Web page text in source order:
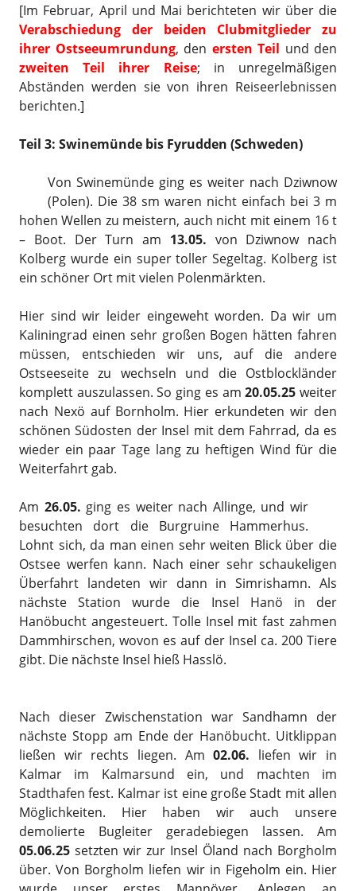
[Im Februar, April und Mai berichteten wir über die
Verabschiedung der beiden Clubmitglieder zu
ihrer Ostseeumrundung, den ersten Teil und den
zweiten Teil ihrer Reise; in unregelmäßigen
Abständen werden sie von ihren Reiseerlebnissen
berichten.]
Teil 3: Swinemünde bis Fyrudden (Schweden)
Von Swinemünde ging es weiter nach Dziwnow
(Polen). Die 38 sm waren nicht einfach bei 3 m
hohen Wellen zu meistern, auch nicht mit einem 16 t
– Boot. Der Turn am 13.05. von Dziwnow nach
Kolberg wurde ein super toller Segeltag. Kolberg ist
ein schöner Ort mit vielen Polenmärkten.
Hier sind wir leider eingeweht worden. Da wir um
Kaliningrad einen sehr großen Bogen hätten fahren
müssen, entschieden wir uns, auf die andere
Ostseeseite zu wechseln und die Ostblockländer
komplett auszulassen. So ging es am20.05.25 weiter
nach Nexö auf Bornholm. Hier erkundeten wir den
schönen Südosten der Insel mit dem Fahrrad, da es
wieder ein paar Tage lang zu heftigen Wind für die
Weiterfahrt gab.
Am 26.05. ging es weiter nach Allinge, und wir
besuchten dort die Burgruine Hammerhus.
Lohnt sich, da man einen sehr weiten Blick über die
Ostsee werfen kann. Nach einer sehr schaukeligen
Überfahrt landeten wir dann in Simrishamn. Als
nächste Station wurde die Insel Hanö in der
Hanöbucht angesteuert. Tolle Insel mit fast zahmen
Dammhirschen, wovon es auf der Insel ca. 200 Tiere
gibt. Die nächste Insel hieß Hasslö.
Nach dieser Zwischenstation war Sandhamn der
nächste Stopp am Ende der Hanöbucht. Uitklippan
ließen wir rechts liegen. Am02.06. liefen wir in
Kalmar im Kalmarsund ein, und machten im
Stadthafen fest. Kalmar ist eine große Stadt mit allen
Möglichkeiten. Hier haben wir auch unsere
demolierte Bugleiter geradebiegen lassen. Am
05.06.25 setzten wir zur Insel Öland nach Borgholm
über. Von Borgholm liefen wir in Figeholm ein. Hier